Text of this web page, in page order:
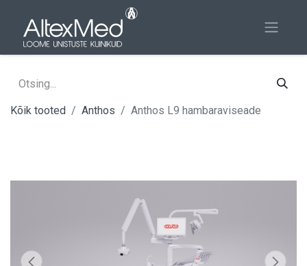
Kõik tooted Anthos Anthos L9 hambaraviseade